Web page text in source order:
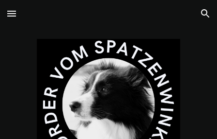
Skip to main content Skip to navigation